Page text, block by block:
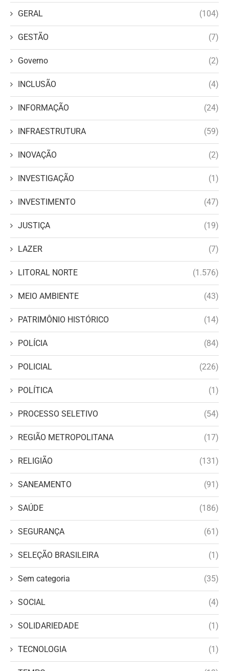
GERAL (104)
GESTÃO (7)
Governo (2)
INCLUSÃO (4)
INFORMAÇÃO (24)
INFRAESTRUTURA (59)
INOVAÇÃO (2)
INVESTIGAÇÃO (1)
INVESTIMENTO (47)
JUSTIÇA (19)
LAZER (7)
LITORAL NORTE (1.576)
MEIO AMBIENTE (43)
PATRIMÔNIO HISTÓRICO (14)
POLÍCIA (84)
POLICIAL (226)
POLÍTICA (1)
PROCESSO SELETIVO (54)
REGIÃO METROPOLITANA (17)
RELIGIÃO (131)
SANEAMENTO (91)
SAÚDE (186)
SEGURANÇA (61)
SELEÇÃO BRASILEIRA (1)
Sem categoria (35)
SOCIAL (4)
SOLIDARIEDADE (1)
TECNOLOGIA (1)